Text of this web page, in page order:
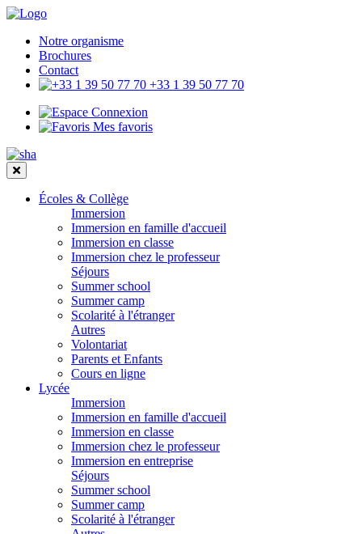
Notre organisme
Brochures
Contact
+33 1 39 50 77 70
Connexion
Mes favoris
Écoles & Collège
Immersion
Immersion en famille d'accueil
Immersion en classe
Immersion chez le professeur
Séjours
Summer school
Summer camp
Scolarité à l'étranger
Autres
Volontariat
Parents et Enfants
Cours en ligne
Lycée
Immersion
Immersion en famille d'accueil
Immersion en classe
Immersion chez le professeur
Immersion en entreprise
Séjours
Summer school
Summer camp
Scolarité à l'étranger